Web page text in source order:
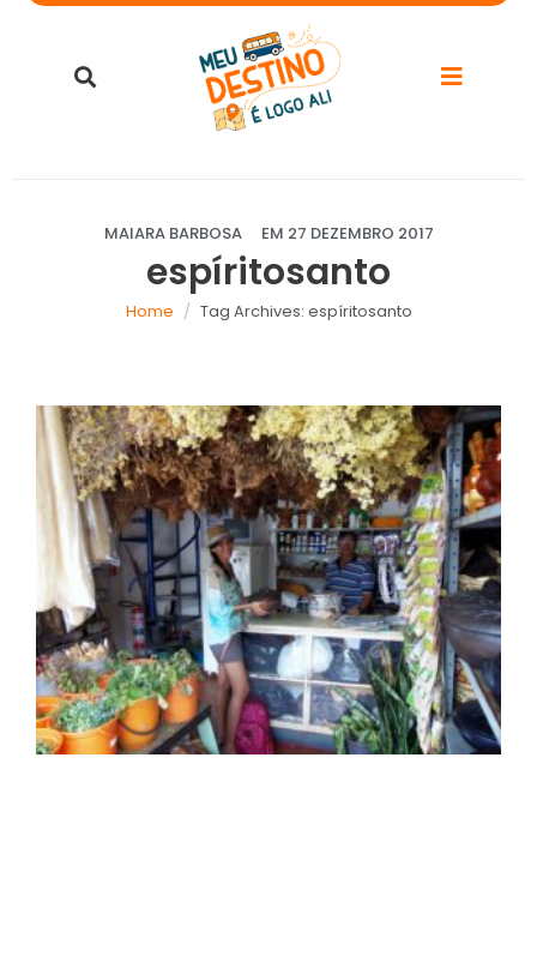
MAIARA BARBOSA EM 27 DEZEMBRO 2017
espíritosanto
Home Tag Archives: espíritosanto